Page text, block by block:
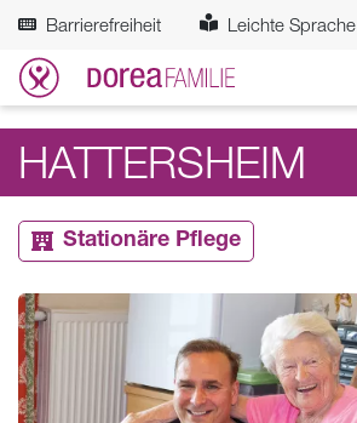
Zum Hauptinhalt springen
Barrierefreiheit Leichte Sprache
HATTERSHEIM
Stationäre Pflege